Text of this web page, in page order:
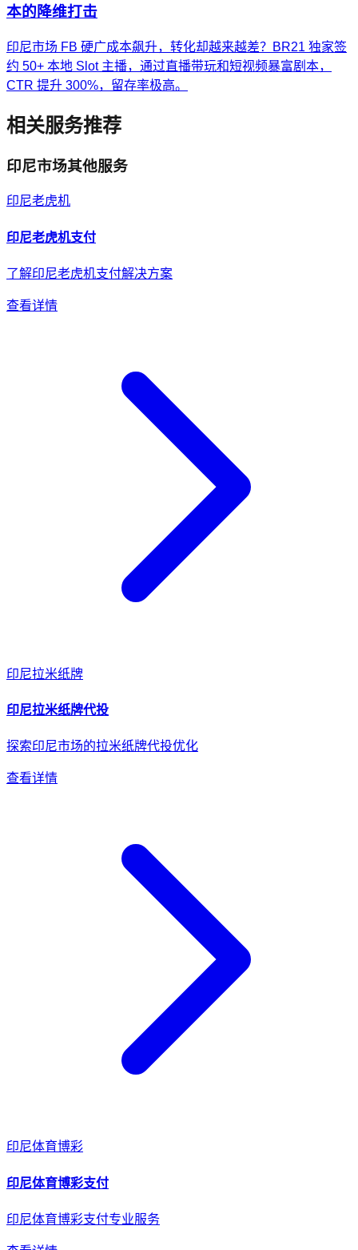
本的降维打击
印尼市场 FB 硬广成本飙升，转化却越来越差？BR21 独家签
约 50+ 本地 Slot 主播，通过直播带玩和短视频暴富剧本，
CTR 提升 300%，留存率极高。
相关服务推荐
印尼市场其他服务
印尼老虎机
印尼老虎机支付
了解印尼老虎机支付解决方案
查看详情
印尼拉米纸牌
印尼拉米纸牌代投
探索印尼市场的拉米纸牌代投优化
查看详情
印尼体育博彩
印尼体育博彩支付
印尼体育博彩支付专业服务